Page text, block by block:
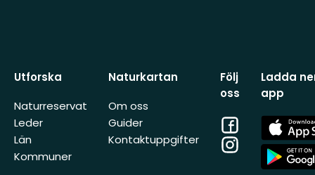
Utforska
Naturreservat
Leder
Län
Kommuner
Naturkartan
Om oss
Guider
Kontaktuppgifter
Följ
oss
Facebook
Instagram
Ladda
app
App
Store
App
Store